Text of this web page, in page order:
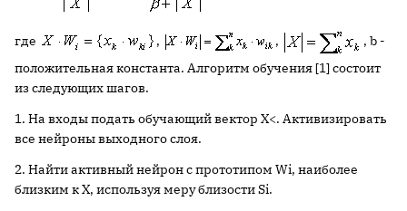
где , ,
, b -
положительная константа. Алгоритм обучения [1] состоит
из следующих шагов.
1. На входы подать обучающий вектор X<. Активизировать
все нейроны выходного слоя.
2. Найти активный нейрон с прототипом Wi, наиболее
близким к X, используя меру близости Si.